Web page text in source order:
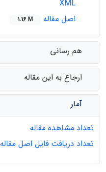
اصل مقاله
1.16 M
هم رسانی
ارجاع به این مقاله
آمار
تعداد مشاهده مقاله
تعداد دریافت فایل اصل مقاله